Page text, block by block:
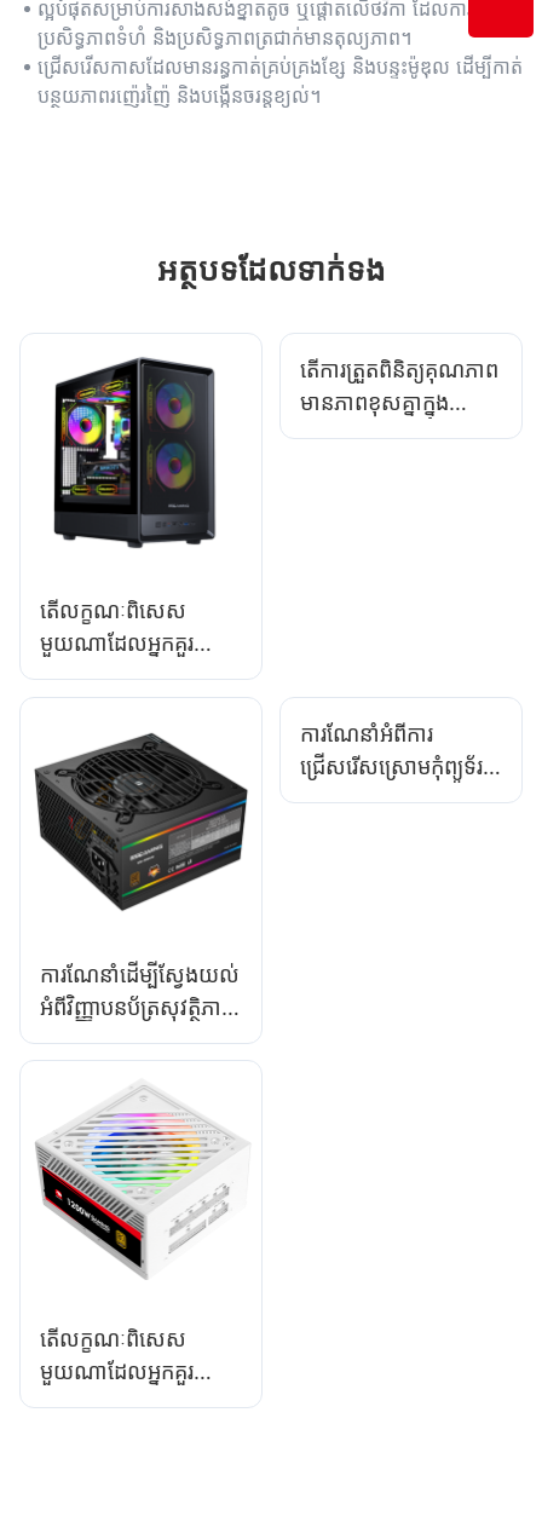
ត្រជាក់ដោយខ្យល់។
ល្អបំផុតសម្រាប់ការសាងសង់ខ្នាតតូច ឬផ្តោតលើថវិកា ដែលការបង្កើន
ប្រសិទ្ធភាពទំហំ និងប្រសិទ្ធភាពត្រជាក់មានតុល្យភាព។
ជ្រើសរើស​កាស​ដែល​មាន​រន្ធ​កាត់​គ្រប់គ្រង​ខ្សែ និង​បន្ទះ​ម៉ូឌុល ដើម្បី​កាត់
បន្ថយ​ភាព​រញ៉េរញ៉ៃ និង​បង្កើន​ចរន្តខ្យល់។
អត្ថបទ​ដែល​ទាក់ទង
តើលក្ខណៈពិសេស
មួយណាដែលអ្នកគួរ
រកមើលនៅក្នុងថវិកា -
ងាយស្រួលប្រើ?
តើការត្រួតពិនិត្យគុណភាព
មានភាពខុសគ្នាក្នុង
ចំណោមអ្នកផ្គត់ផ្គង់គ្រឿង
ការណែនាំដើម្បីស្វែងយល់
អំពីវិញ្ញាបនប័ត្រសុវត្ថិភាព
នៃការផ្គត់ផ្គង់ថាមពលកុំ
ការណែនាំអំពីការ
ជ្រើសរើសស្រោមកុំព្យូទ័រ
លេងហ្គេមសម្រាប់ការ
តើលក្ខណៈពិសេស
មួយណាដែលអ្នកគួរ
រកមើលនៅក្នុងការផ្គត់ផ្គង់